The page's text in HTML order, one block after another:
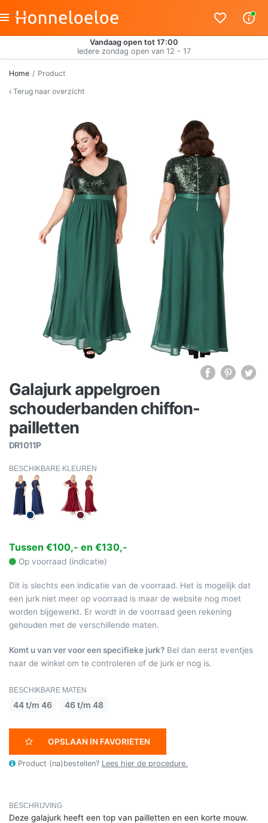
Vandaag open tot 17:00
Iedere zondag open van 12 - 17
Home
Product
Terug naar overzicht
Galajurk appelgroen
schouderbanden chiffon-
pailletten
DR1011P
BESCHIKBARE KLEUREN
Tussen €100,- en €130,-
Op voorraad (indicatie)
Dit is slechts een indicatie van de voorraad. Het is mogelijk dat
een jurk niet meer op voorraad is maar de website nog moet
worden bijgewerkt. Er wordt in de voorraad geen rekening
gehouden met de verschillende maten.
Komt u van ver voor een specifieke jurk? Bel dan eerst eventjes
naar de winkel om te controleren of de jurk er nog is.
BESCHIKBARE MATEN
44 t/m 46 46 t/m 48
OPSLAAN IN FAVORIETEN
Product (na)bestellen? Lees hier de procedure.
BESCHRIJVING
Deze galajurk heeft een top van pailletten en een korte mouw.